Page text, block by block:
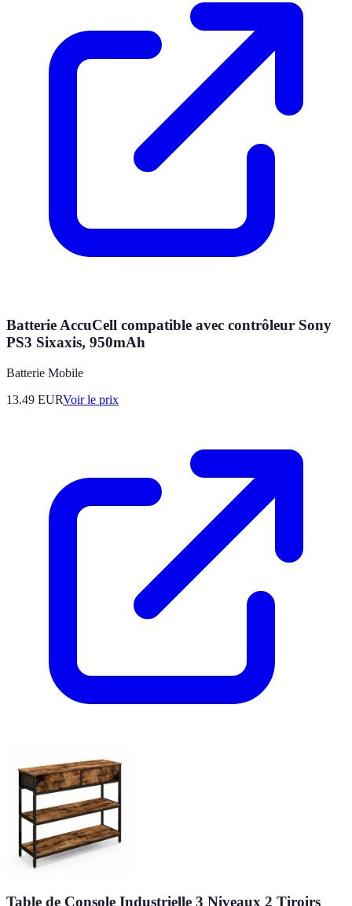
Batterie AccuCell compatible avec contrôleur Sony
PS3 Sixaxis, 950mAh
Batterie Mobile
13.49 EURVoir le prix
Table de Console Industrielle 3 Niveaux 2 Tiroirs